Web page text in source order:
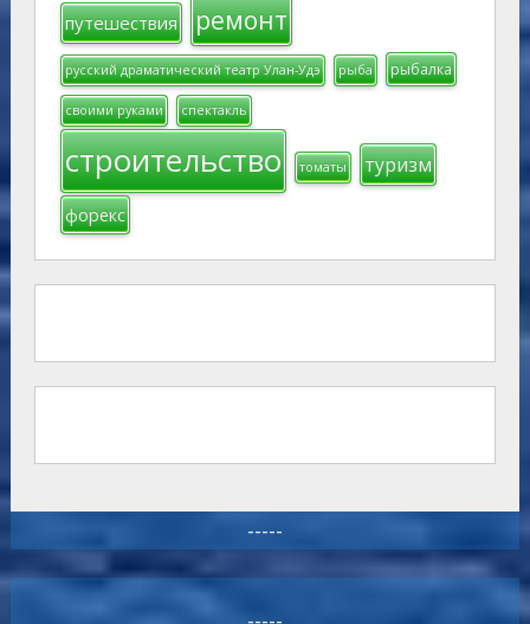
путешествия ремонт
русский драматический театр Улан-Удэ рыба рыбалка
своими руками спектакль
строительство томаты туризм
форекс
-----